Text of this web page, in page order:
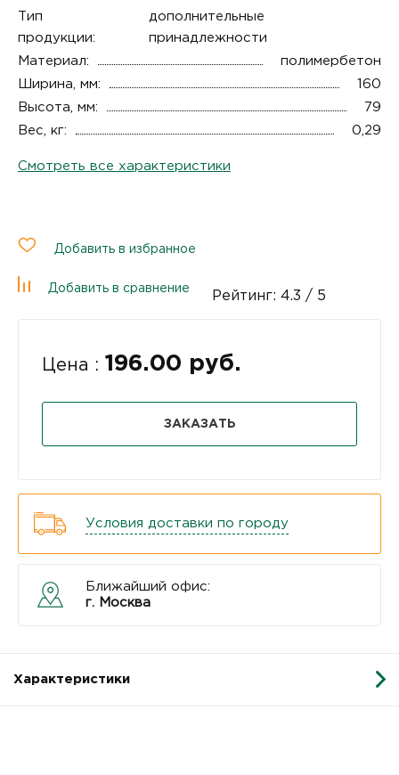
Тип
продукции:
дополнительные
принадлежности
Материал:
полимербетон
Ширина, мм:
160
Высота, мм:
79
Вес, кг:
0,29
Смотреть все характеристики
Добавить в избранное
Добавить в сравнение
Рейтинг: 4.3 / 5
Цена : 196.00 руб.
ЗАКАЗАТЬ
Условия доставки по городу
Ближайший офис:
г. Москва
Характеристики